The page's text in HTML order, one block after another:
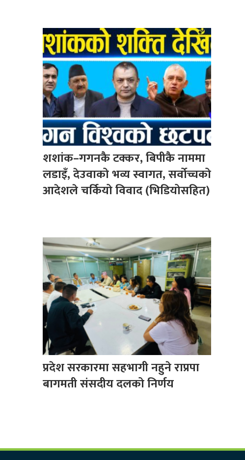
शशांक–गगनकै टक्कर, बिपीकै नाममा
लडाइँ, देउवाको भव्य स्वागत, सर्वोच्चको
आदेशले चर्कियो विवाद (भिडियोसहित)
प्रदेश सरकारमा सहभागी नहुने राप्रपा
बागमती संसदीय दलको निर्णय